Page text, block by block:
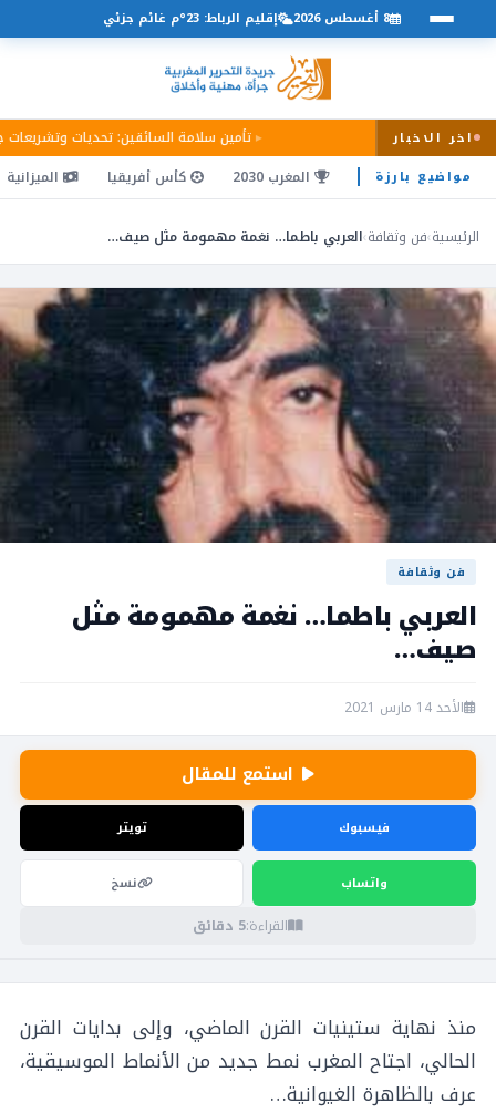
اخر الاخبار تأمين سلامة السائقين: تحديات
8 أغسطس 2026 إقليم الرباط: 23°م غائم جزئي
مواضيع بارزة المغرب 2030 كأس أفريقيا الميزانية
الرئيسية›فن وثقافة›العربي باطما… نغمة مهمومة مثل صيف…
فن وثقافة
العربي باطما… نغمة مهمومة مثل
صيف…
الأحد 14 مارس 2021
استمع للمقال
فيسبوك تويتر
واتساب نسخ
القراءة:5 دقائق
منذ نهاية ستينيات القرن الماضي، وإلى بدايات القرن
الحالي، اجتاح المغرب نمط جديد من الأنماط الموسيقية،
عرف بالظاهرة الغيوانية…